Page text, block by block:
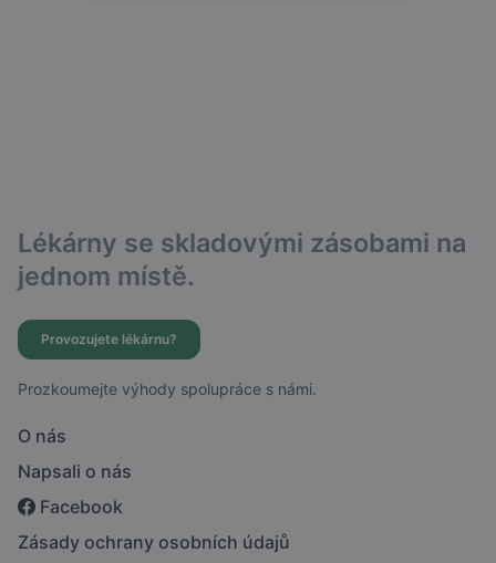
Lékárny se skladovými zásobami na
jednom místě.
Provozujete lékárnu?
Prozkoumejte výhody spolupráce s námi.
O nás
Napsali o nás
Facebook
Zásady ochrany osobních údajů